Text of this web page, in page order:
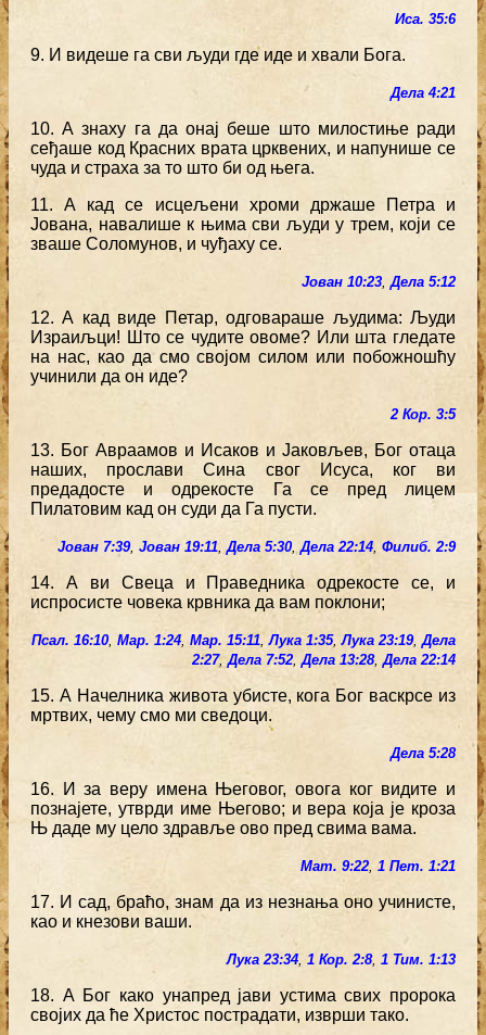
Иса. 35:6
9. И видеше га сви људи где иде и хвали Бога.
Дела 4:21
10. А знаху га да онај беше што милостиње ради
сеђаше код Красних врата црквених, и напунише се
чуда и страха за то што би од њега.
11. А кад се исцељени хроми држаше Петра и
Јована, навалише к њима сви људи у трем, који се
зваше Соломунов, и чуђаху се.
Јован 10:23,Дела 5:12
12. А кад виде Петар, одговараше људима: Људи
Израиљци! Што се чудите овоме? Или шта гледате
на нас, као да смо својом силом или побожношћу
учинили да он иде?
2 Кор. 3:5
13. Бог Авраамов и Исаков и Јаковљев, Бог отаца
наших, прослави Сина свог Исуса, ког ви
предадосте и одрекосте Га се пред лицем
Пилатовим кад он суди да Га пусти.
Јован 7:39, Јован 19:11,Дела 5:30,Дела 22:14, Филиб. 2:9
14. А ви Свеца и Праведника одрекосте се, и
испросисте човека крвника да вам поклони;
Псал. 16:10, Мар. 1:24, Мар. 15:11,Лука 1:35,Лука 23:19,Дела
2:27,Дела 7:52,Дела 13:28,Дела 22:14
15. А Начелника живота убисте, кога Бог васкрсе из
мртвих, чему смо ми сведоци.
Дела 5:28
16. И за веру имена Његовог, овога ког видите и
познајете, утврди име Његово; и вера која је кроза
Њ даде му цело здравље ово пред свима вама.
Мат. 9:22, 1 Пет. 1:21
17. И сад, браћо, знам да из незнања оно учинисте,
као и кнезови ваши.
Лука 23:34, 1 Кор. 2:8, 1 Тим. 1:13
18. А Бог како унапред јави устима свих пророка
својих да ће Христос пострадати, изврши тако.